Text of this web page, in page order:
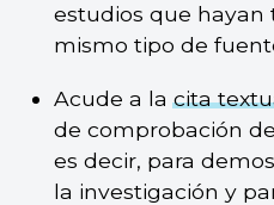
estudios que hayan
mismo tipo de
Acude a lacita
de comprobación
es decir, para
la investigación y